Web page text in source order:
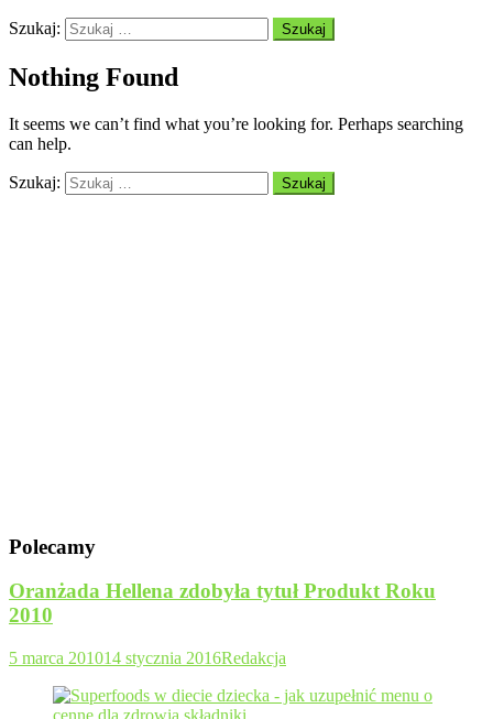
Szukaj:
Nothing Found
It seems we can’t find what you’re looking for. Perhaps searching
can help.
Szukaj:
Polecamy
Oranżada Hellena zdobyła tytuł Produkt Roku
2010
5 marca 201014 stycznia 2016Redakcja